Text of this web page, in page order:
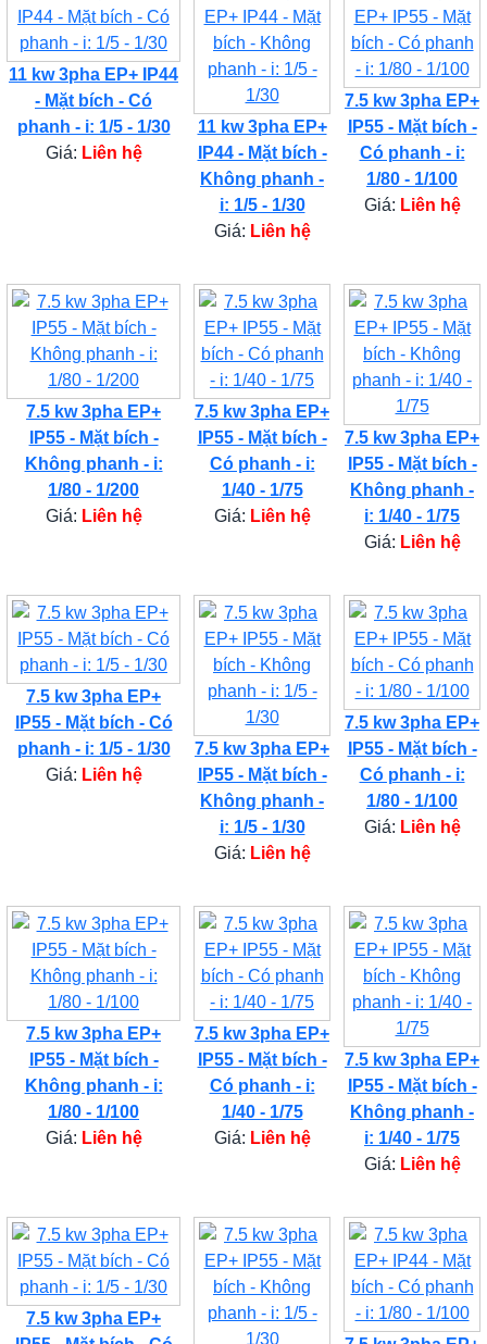
11 kw 3pha EP+ IP44
- Mặt bích - Có
phanh - i: 1/5 - 1/30
Giá: Liên hệ
11 kw 3pha EP+
IP44 - Mặt bích -
Không phanh -
i: 1/5 - 1/30
Giá: Liên hệ
7.5 kw 3pha EP+
IP55 - Mặt bích -
Có phanh - i:
1/80 - 1/100
Giá: Liên hệ
7.5 kw 3pha EP+
IP55 - Mặt bích -
Không phanh - i:
1/80 - 1/200
Giá: Liên hệ
7.5 kw 3pha EP+
IP55 - Mặt bích -
Có phanh - i:
1/40 - 1/75
Giá: Liên hệ
7.5 kw 3pha EP+
IP55 - Mặt bích -
Không phanh -
i: 1/40 - 1/75
Giá: Liên hệ
7.5 kw 3pha EP+
IP55 - Mặt bích - Có
phanh - i: 1/5 - 1/30
Giá: Liên hệ
7.5 kw 3pha EP+
IP55 - Mặt bích -
Không phanh -
i: 1/5 - 1/30
Giá: Liên hệ
7.5 kw 3pha EP+
IP55 - Mặt bích -
Có phanh - i:
1/80 - 1/100
Giá: Liên hệ
7.5 kw 3pha EP+
IP55 - Mặt bích -
Không phanh - i:
1/80 - 1/100
Giá: Liên hệ
7.5 kw 3pha EP+
IP55 - Mặt bích -
Có phanh - i:
1/40 - 1/75
Giá: Liên hệ
7.5 kw 3pha EP+
IP55 - Mặt bích -
Không phanh -
i: 1/40 - 1/75
Giá: Liên hệ
7.5 kw 3pha EP+